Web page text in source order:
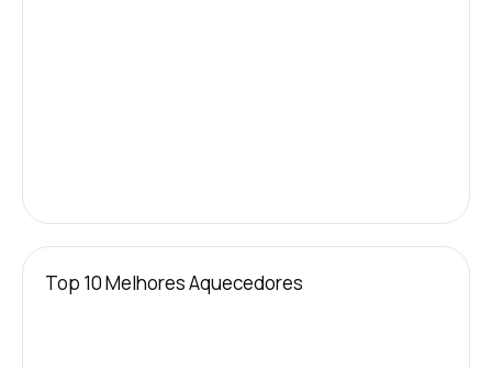
Top 10 Melhores Aquecedores